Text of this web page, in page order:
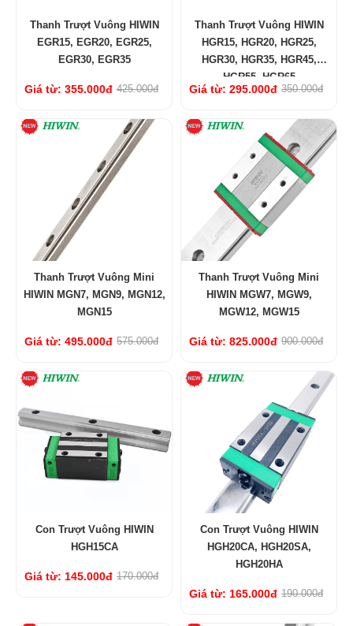
Thanh Trượt Vuông HIWIN
EGR15, EGR20, EGR25,
EGR30, EGR35
Giá từ: 355.000đ 425.000đ
Thanh Trượt Vuông HIWIN
HGR15, HGR20, HGR25,
HGR30, HGR35, HGR45,
HGR55, HGR65
Giá từ: 295.000đ 350.000đ
Thanh Trượt Vuông Mini
HIWIN MGN7, MGN9, MGN12,
MGN15
Giá từ: 495.000đ 575.000đ
Thanh Trượt Vuông Mini
HIWIN MGW7, MGW9,
MGW12, MGW15
Giá từ: 825.000đ 900.000đ
Con Trượt Vuông HIWIN
HGH15CA
Giá từ: 145.000đ 170.000đ
Con Trượt Vuông HIWIN
HGH20CA, HGH20SA,
HGH20HA
Giá từ: 165.000đ 190.000đ